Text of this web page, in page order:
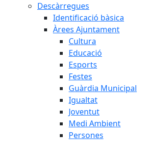
Descàrregues
Identificació bàsica
Àrees Ajuntament
Cultura
Educació
Esports
Festes
Guàrdia Municipal
Igualtat
Joventut
Medi Ambient
Persones